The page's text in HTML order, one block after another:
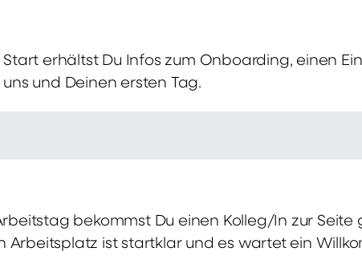
Start erhältst Du Infos zum Onboarding, einen
und Deinen ersten Tag.
bekommst Du einen Kolleg/In zur
Arbeitsplatz ist startklar und es wartet ein